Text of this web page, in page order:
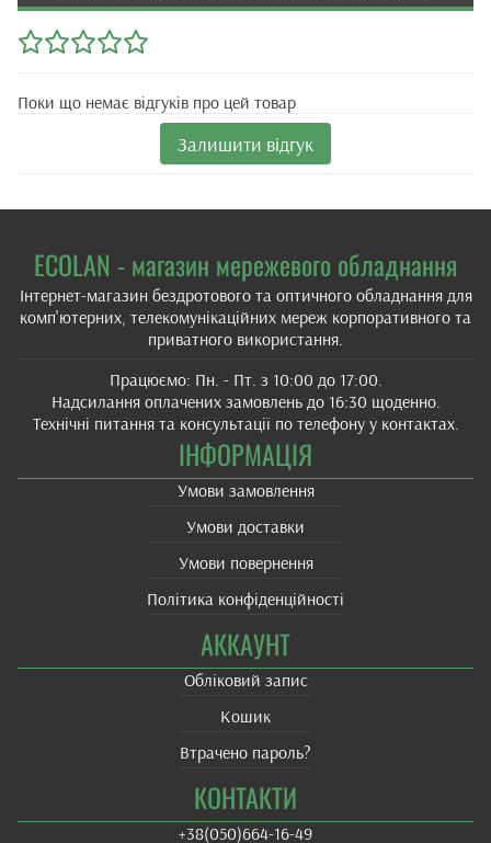
Поки що немає відгуків про цей товар
Залишити відгук
ECOLAN - магазин мережевого обладнання
Інтернет-магазин бездротового та оптичного обладнання для
комп'ютерних, телекомунікаційних мереж корпоративного та
приватного використання.
Працюємо: Пн. - Пт. з 10:00 до 17:00.
Надсилання оплачених замовлень до 16:30 щоденно.
Технічні питання та консультації по телефону у контактах.
ІНФОРМАЦІЯ
Умови замовлення
Умови доставки
Умови повернення
Політика конфіденційності
АККАУНТ
Обліковий запис
Кошик
Втрачено пароль?
КОНТАКТИ
+38(‎050)664-16-49